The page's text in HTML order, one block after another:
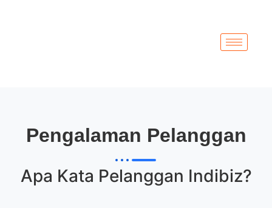
Pengalaman Pelanggan
Apa Kata Pelanggan Indibiz?